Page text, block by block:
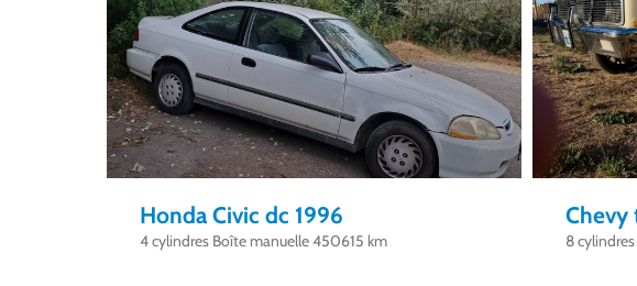
Honda Civic dc 1996
4 cylindres Boîte manuelle 450615 km
Chevy
8